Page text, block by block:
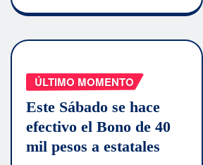
ÚLTIMO MOMENTO
Este Sábado se hace
efectivo el Bono de 40
mil pesos a estatales